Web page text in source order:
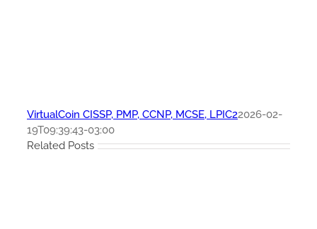
VirtualCoin CISSP, PMP, CCNP, MCSE, LPIC22026-02-
19T09:39:43-03:00
Related Posts